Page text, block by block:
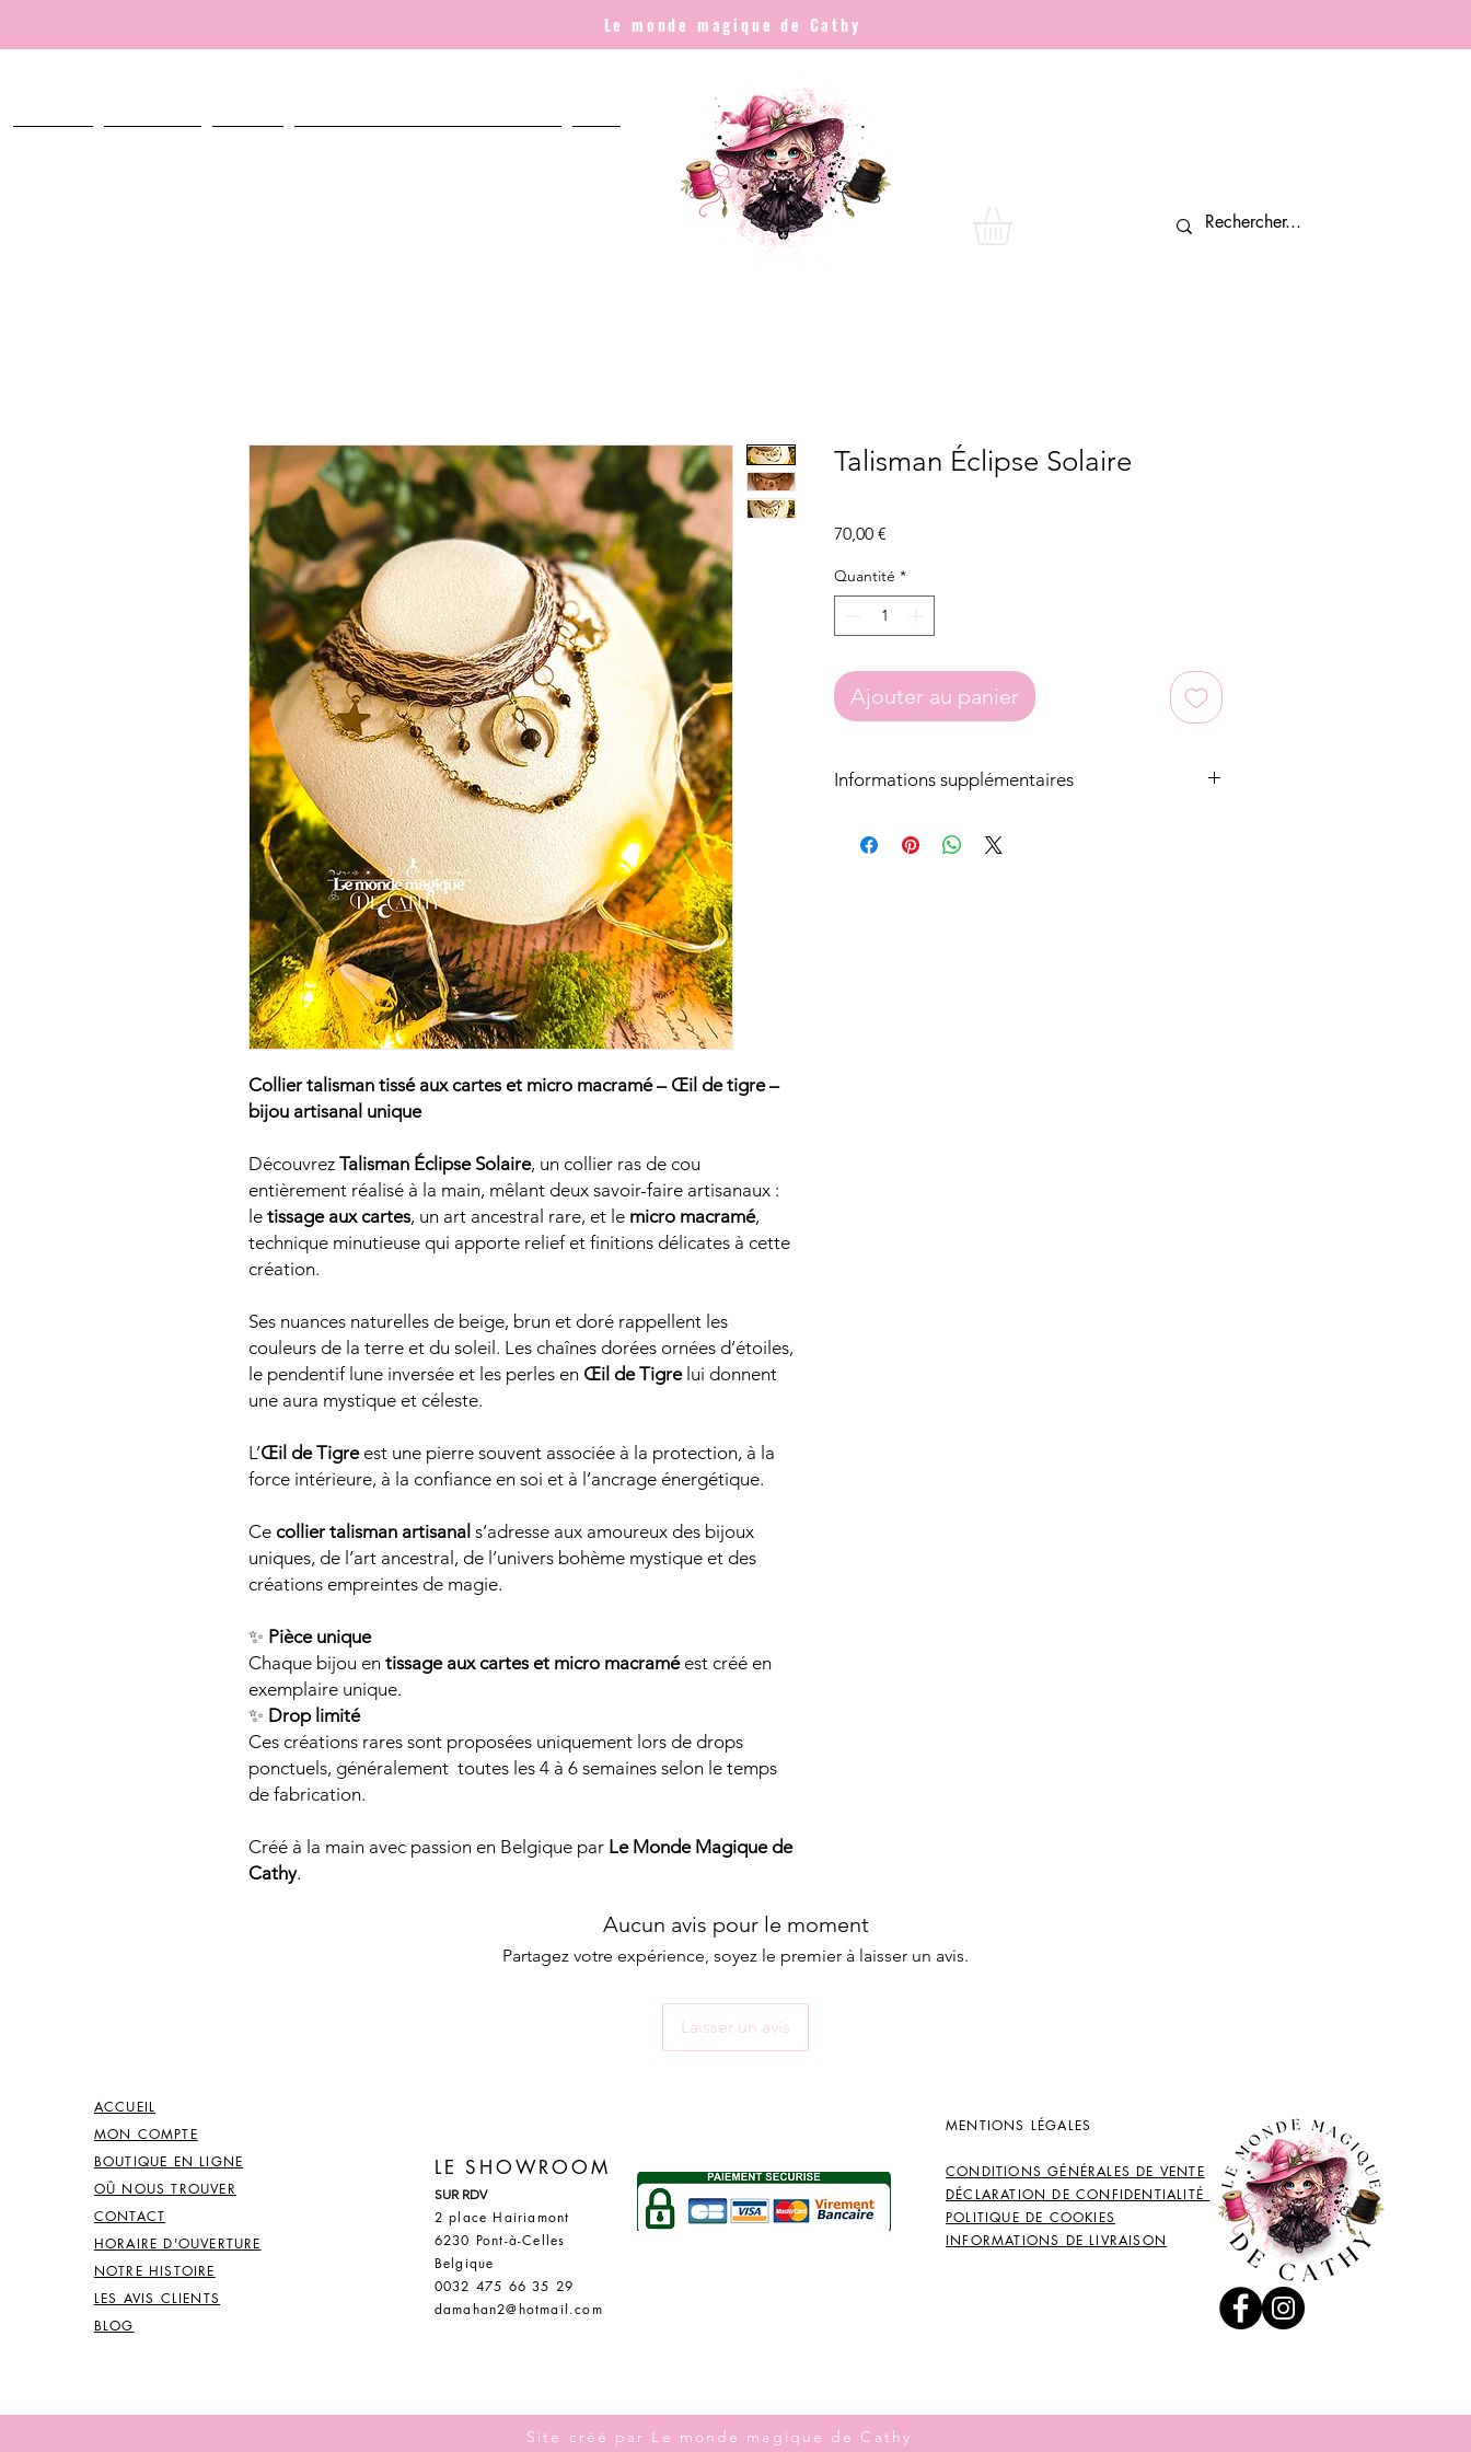
Le monde magique de Cathy
Collier talisman tissé aux cartes et micro macramé – Œil de tigre –
bijou artisanal unique
Découvrez Talisman Éclipse Solaire, un collier ras de cou
entièrement réalisé à la main, mêlant deux savoir-faire artisanaux :
le tissage aux cartes, un art ancestral rare, et le micro macramé,
technique minutieuse qui apporte relief et finitions délicates à cette
création.
Ses nuances naturelles de beige, brun et doré rappellent les
couleurs de la terre et du soleil. Les chaînes dorées ornées d’étoiles,
le pendentif lune inversée et les perles en Œil de Tigrelui donnent
une aura mystique et céleste.
L’Œil de Tigreest une pierre souvent associée à la protection, à la
force intérieure, à la confiance en soi et à l’ancrage énergétique.
Ce collier talisman artisanal s’adresse aux amoureux des bijoux
uniques, de l’art ancestral, de l’univers bohème mystique et des
créations empreintes de magie.
✨ Pièce unique
Chaque bijou en tissage aux cartes et micro macraméest créé en
exemplaire unique.
✨ Drop limité
Ces créations rares sont proposées uniquement lors de drops
ponctuels, généralement toutes les 4 à 6 semaines selon le temps
de fabrication.
Créé à la main avec passion en Belgique par Le Monde Magique de
Cathy.
Talisman Éclipse Solaire
70,00 €
Quantité *
Ajouter au panier
Informations supplémentaires
s'adaptent à tout les cous
Aucun avis pour le moment
Partagez votre expérience, soyez le premier à laisser un avis.
Laisser un avis
ACCUEIL
MON COMPTE
BOUTIQUE EN LIGNE
OÛ NOUS TROUVER
CONTACT
HORAIRE D'OUVERTURE
NOTRE HISTOIRE
LES AVIS CLIENTS
BLOG
LE SHOWROOM
SUR RDV
2 place Hairiamont
6230 Pont-à-Celles
Belgique
0032 475 66 35 29
damahan2@hotmail.com
MENTIONS LÉGALES
CONDITIONS GÉNÉRALES DE VENTE
DÉCLARATION DE CONFIDENTIALITÉ
POLITIQUE DE COOKIES
INFORMATIONS DE LIVRAISON
Site créé par Le monde magique de Cathy